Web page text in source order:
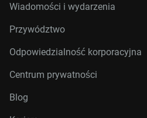
Wiadomości i wydarzenia
Przywództwo
Odpowiedzialność korporacyjna
Centrum prywatności
Blog